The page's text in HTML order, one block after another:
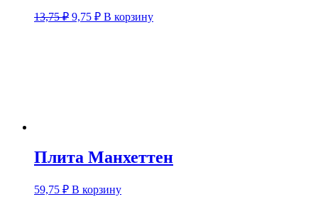
13,75₽ Первоначальная
9,75 ₽Текущая
цена:
В корзину
Плита Манхеттен
59,75 ₽ В корзину